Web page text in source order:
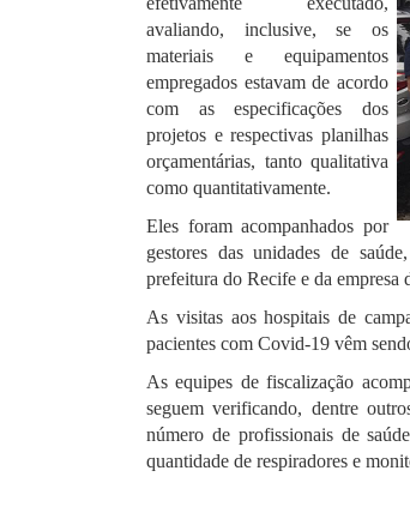
avaliando, inclusive, se os
materiais e equipamentos
empregados estavam de acordo
com as especificações dos
projetos e respectivas planilhas
orçamentárias, tanto qualitativa
como quantitativamente.
Eles foram acompanhados por
gestores das unidades de
prefeitura do Recife e da empresa
As visitas aos hospitais de
pacientes com Covid-19 vêm
As equipes de fiscalização
seguem verificando, dentre
número de profissionais de
quantidade de respiradores e